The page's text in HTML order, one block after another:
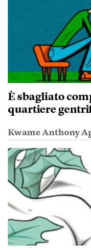
È sbagliato
quartiere
Kwame Anthony